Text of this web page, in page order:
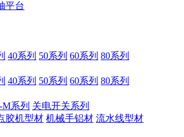
平台
40系列 50系列 60系列 80系列
40系列 50系列 60系列 80系列
M系列 关电开关系列
胶机型材 机械手铝材 流水线型材